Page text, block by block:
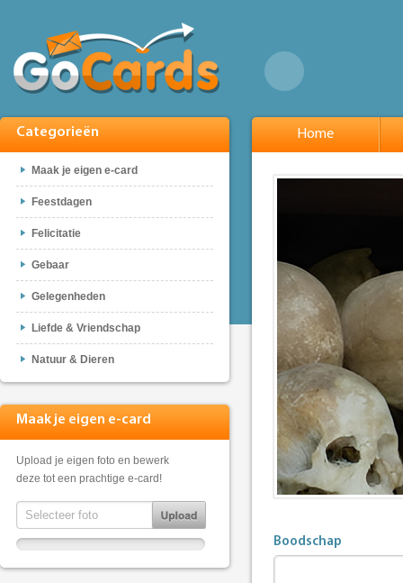
Categorieën
Maak je eigen e-card
Feestdagen
Felicitatie
Gebaar
Gelegenheden
Liefde & Vriendschap
Natuur & Dieren
Maak je eigen e-card
Upload je eigen foto en bewerk
deze tot een prachtige e-card!
Home
Boodschap